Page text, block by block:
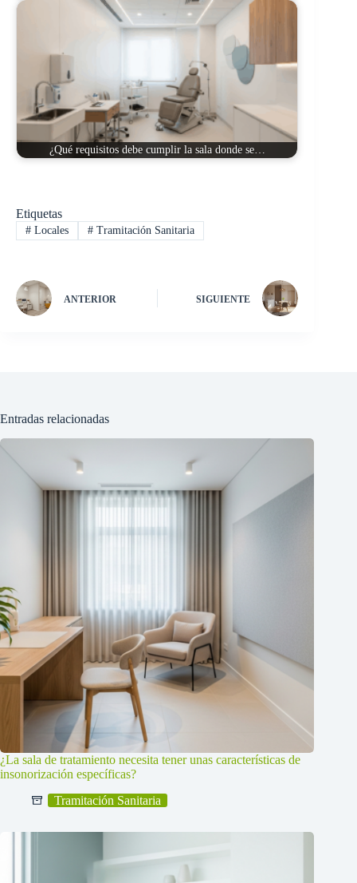
¿Qué requisitos debe cumplir la sala donde se…
Etiquetas
#Locales #Tramitación Sanitaria
ANTERIOR SIGUIENTE
Entradas relacionadas
¿La sala de tratamiento necesita tener unas características de
insonorización específicas?
Tramitación Sanitaria